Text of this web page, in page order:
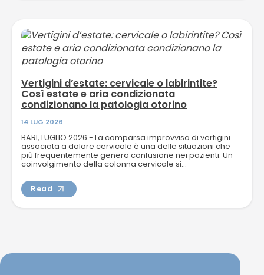
Vertigini d’estate: cervicale o labirintite?
Così estate e aria condizionata
condizionano la patologia otorino
14 LUG 2026
BARI, LUGLIO 2026 - La comparsa improvvisa di vertigini
associata a dolore cervicale è una delle situazioni che
più frequentemente genera confusione nei pazienti. Un
coinvolgimento della colonna cervicale si...
Read